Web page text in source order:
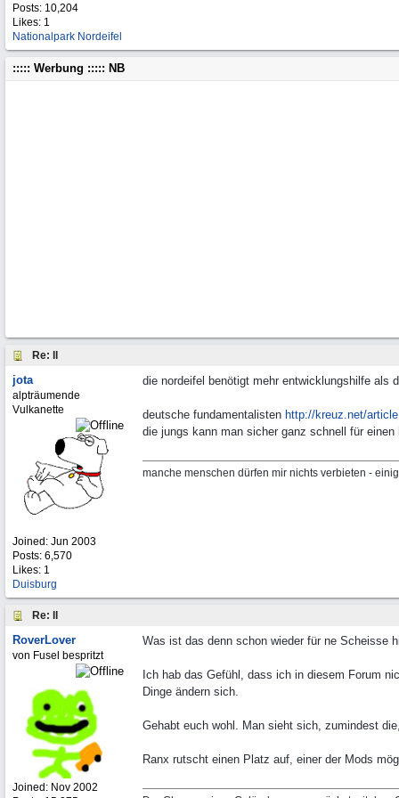
Posts: 10,204
Likes: 1
Nationalpark Nordeifel
::::: Werbung ::::: NB
Re: ll
jota
alpträumende
Vulkanette
Joined: Jun 2003
Posts: 6,570
Likes: 1
Duisburg
die nordeifel benötigt mehr entwicklungshilfe als
deutsche fundamentalisten http://kreuz.net/
die jungs kann man sicher ganz schnell für
manche menschen dürfen mir nichts verbieten -
Re: ll
RoverLover
von Fusel bespritzt
Joined: Nov 2002
Was ist das denn schon wieder für ne Scheisse
Ich hab das Gefühl, dass ich in diesem Forum
Dinge ändern sich.
Gehabt euch wohl. Man sieht sich, zumindest
Ranx rutscht einen Platz auf, einer der Mods